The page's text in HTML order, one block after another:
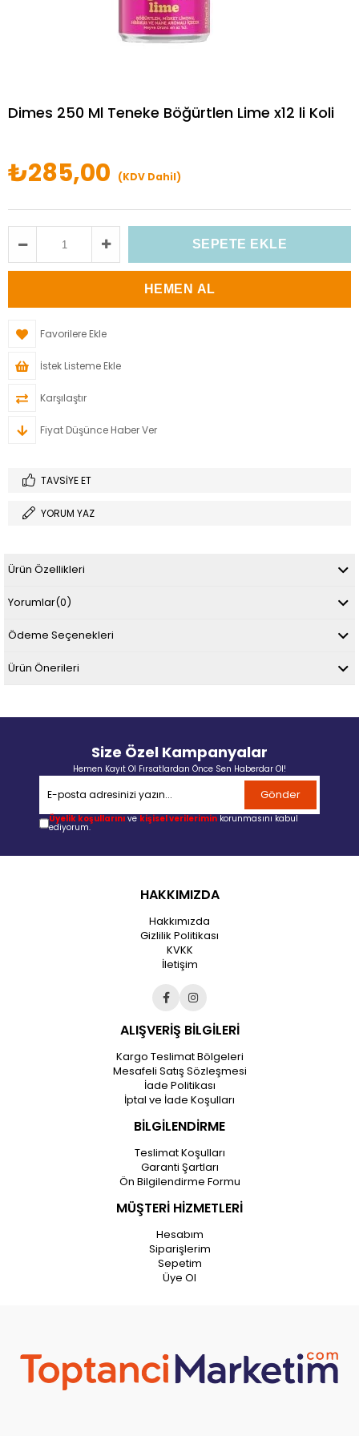
Dimes 250 Ml Teneke Böğürtlen Lime x12 li Koli
₺285,00 (KDV Dahil)
Favorilere Ekle
İstek Listeme Ekle
Karşılaştır
Fiyat Düşünce Haber Ver
TAVSIYE ET
YORUM YAZ
Ürün Özellikleri
Yorumlar(0)
Ödeme Seçenekleri
Ürün Önerileri
Size Özel Kampanyalar
Hemen Kayıt Ol Fırsatlardan Önce Sen Haberdar Ol!
Gönder
Üyelik koşullarını ve kişisel verilerimin korunmasını kabul
ediyorum.
HAKKIMIZDA
Hakkımızda
Gizlilik Politikası
KVKK
İletişim
ALIŞVERİŞ BİLGİLERİ
Kargo Teslimat Bölgeleri
Mesafeli Satış Sözleşmesi
İade Politikası
İptal ve İade Koşulları
BİLGİLENDİRME
Teslimat Koşulları
Garanti Şartları
Ön Bilgilendirme Formu
MÜŞTERİ HİZMETLERİ
Hesabım
Siparişlerim
Sepetim
Üye Ol